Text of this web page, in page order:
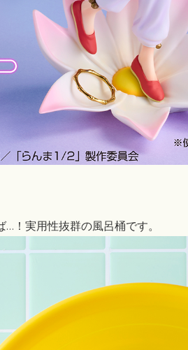
…！実用性抜群の風呂桶です。